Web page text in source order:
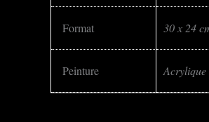
Format 30 x 24
Peinture Acrylique